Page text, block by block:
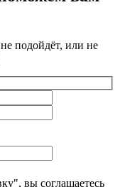
подойдёт, или не
вы соглашаетесь